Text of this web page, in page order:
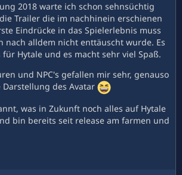
2018 warte ich schon sehnsüchtig
Trailer die im nachhinein erschienen
Eindrücke in das Spielerlebnis muss
nach alldem nicht enttäuscht wurde. Es
für Hytale und es macht sehr viel Spaß.
und NPC's gefallen mir sehr, genauso
des Avatar
was in Zukunft noch alles auf Hytale
bin bereits seit release am farmen und